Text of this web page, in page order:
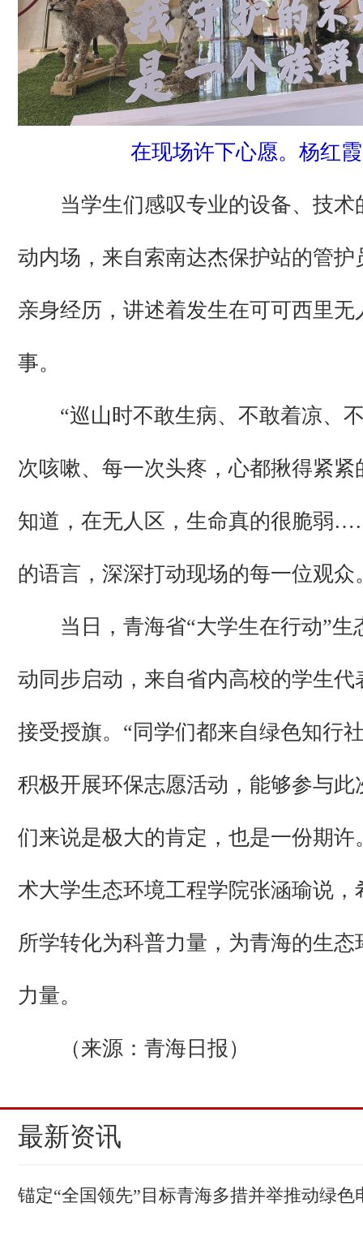
在现场许下心愿。杨红
当学生们感叹专业的设备、技术
动内场，来自索南达杰保护站的管护
亲身经历，讲述着发生在可可西里无
事。
“巡山时不敢生病、不敢着凉、
次咳嗽、每一次头疼，心都揪得紧紧
知道，在无人区，生命真的很脆弱
的语言，深深打动现场的每一位观众
当日，青海省“大学生在行动”生
动同步启动，来自省内高校的学生代
接受授旗。“同学们都来自绿色知行
积极开展环保志愿活动，能够参与此
们来说是极大的肯定，也是一份期许
术大学生态环境工程学院张涵瑜说，
所学转化为科普力量，为青海的生态
力量。
（来源：青海日报）
最新资讯
锚定“全国领先”目标青海多措并举推动绿色